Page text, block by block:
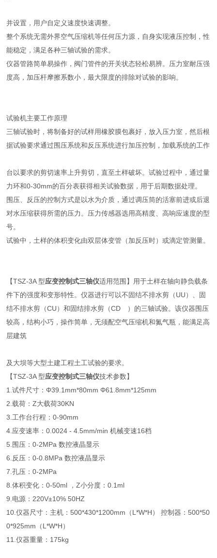
并设置，用户自定义速度快速调整。
整个系统无需外界空气压缩机等任何压力源，自身实现液压控制，性
能稳定，满足各种三轴试验的需求。
仪器管路简单易操作，阀门管件的开关状态轻松易辨。压力室耐压强
度高，加压杆摩擦系数小，最大限度的排除对试验的影响。
试验机主要工作原理
三轴试验时，将制备好的试样用橡胶膜包裹好，放入压力室，然后根
据试验要求通过围压系统和反压系统进行加压控制，加载系统的工作
台以要求的剪切速率上升剪切，直至土样破坏。试验过程中，通过量
力环和0-30mm的百分表获得相关试验数据，用于后期数据处理。
围压、反压的控制方式是以水为介质，通过调压筒的活塞前进或后退
对水压缩获得所需的压力。压力传感器选用高精度、高响应速度的型
号。
试验中，土样的体积变化由双层体变管（加反压时）或滴定管测量。
【TSZ-3A 型应变控制式三轴仪适用范围】用于土样在轴向静负载条
件下的强度和变形特性。仪器进行可以不固结不排水剪（UU）、固
结不排水剪（CU）和固结排水剪（CD ）的三轴试验。该仪器围压
较高，结构小巧，操作简单，无须配空气压缩机和氮气瓶，能满足高
层建筑
及大坝等大型土建工程土工试验的要求。
【TSZ-3A 型应变控制式三轴仪技术参数】
1.试件尺寸：Φ39.1mm*80mm Φ61.8mm*125mm
2.载荷：Z大载荷30KN
3.工作台行程：0-90mm
4.应变速率：0.0024 - 4.5mm/min 机械变速16档
5.围压：0-2MPa 数控液晶显示
6.反压：0-0.8MPa 数控液晶显示
7.孔压：0-2MPa
8.体积变化：0-50ml ，Z小分度：0.1ml
9.电源：220V±10% 50HZ
10.仪器尺寸：主机：500*430*1200mm（L*W*H） 控制器：500*50
0*925mm（L*W*H）
11.仪器重量：175kg